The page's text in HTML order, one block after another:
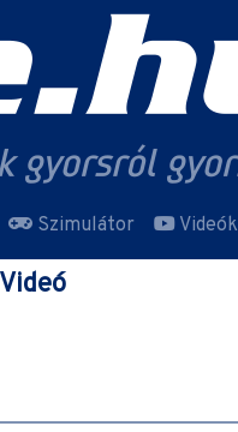
Szimulátor Videók